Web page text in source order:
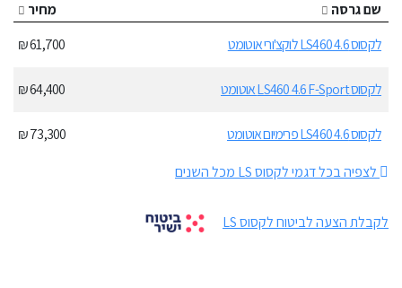
שם גרסה
מחיר
לקסוס LS460 4.6 לוקצ'ורי אוטומט
61,700 ₪
לקסוס LS460 4.6 F-Sport אוטומט 64,400 ₪
לקסוס LS460 4.6 פרימיום אוטומט
73,300 ₪
לצפיה בכל דגמי לקסוס LS מכל השנים
לקבלת הצעה לביטוח לקסוס LS